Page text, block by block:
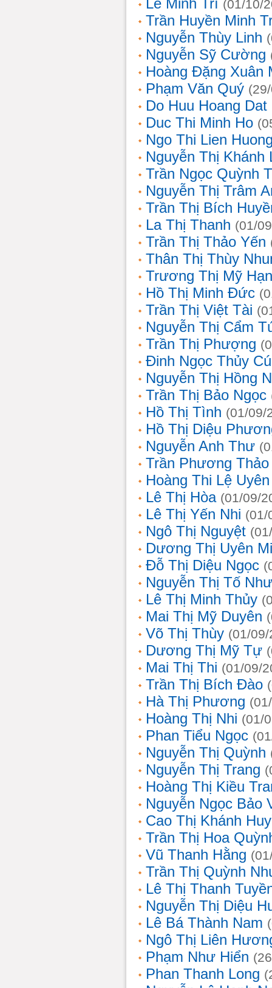
Lê Minh Trí (01/10/
Trần Huyền Minh
Nguyễn Thùy Linh
Nguyễn Sỹ Cường
Hoàng Đặng Xuân
Phạm Văn Quý
Do Huu Hoang Dat
Duc Thi Minh Ho
Ngo Thi Lien
Nguyễn Thị Khánh
Trần Ngọc Quỳnh
Nguyễn Thị Trâm
Trần Thị Bích
La Thị Thanh (01/
Trần Thị Thảo Yến
Thân Thị Thùy
Trương Thị Mỹ
Hồ Thị Minh Đức
Trần Thị Việt Tài
Nguyễn Thị Cẩm
Trần Thị Phượng
Đinh Ngọc Thủy
Nguyễn Thị Hồng
Trần Thị Bảo Ngọc
Hồ Thị Tình (01/09/
Hồ Thị Diệu
Nguyễn Anh Thư
Trần Phương Thảo
Hoàng Thi Lệ Uyên
Lê Thị Hòa (01/09/
Lê Thị Yến Nhi (01/
Ngô Thị Nguyệt
Dương Thị Uyên Mi
Đỗ Thị Diệu Ngọc
Nguyễn Thị Tố Như
Lê Thị Minh Thủy
Mai Thị Mỹ Duyên
Võ Thị Thùy (01/
Dương Thị Mỹ Tự
Mai Thị Thi (01/09/
Trần Thị Bích Đào
Hà Thị Phương
Hoàng Thị Nhi (01/
Phan Tiểu Ngọc
Nguyễn Thị Quỳnh
Nguyễn Thị Trang
Hoàng Thị Kiều
Nguyễn Ngọc Bảo
Cao Thị Khánh
Trần Thị Hoa
Vũ Thanh Hằng
Trần Thị Quỳnh
Lê Thị Thanh
Nguyễn Thị Diệu
Lê Bá Thành Nam
Ngô Thị Liên
Phạm Như Hiển
Phan Thanh Long